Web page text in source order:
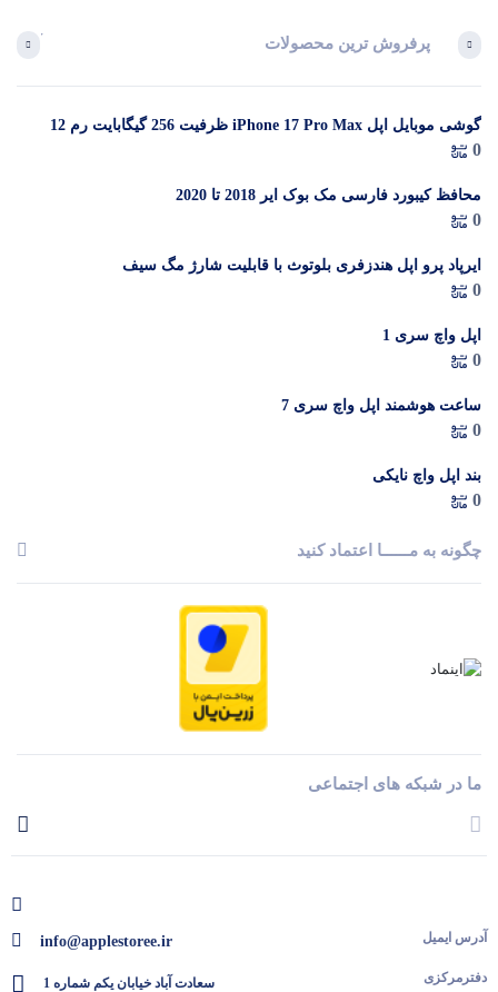
پرفروش ترین محصولات
گوشی موبایل اپل iPhone 17 Pro Max ظرفیت 256 گیگابایت رم 12
گیگابایت (ZAA) – Not Active رجیستر شده
0
محافظ کیبورد فارسی مک بوک ایر 2018 تا 2020
0
ایرپاد پرو اپل هندزفری بلوتوث با قابلیت شارژ مگ سیف
0
اپل واچ سری 1
0
ساعت هوشمند اپل واچ سری 7
0
بند اپل واچ نایکی
0
چگونه به مــــــا اعتماد کنید
ما در شبکه های اجتماعی
آدرس ایمیل
دفترمرکزی
info@applestoree.ir
سعادت آباد خیابان یکم شماره 1